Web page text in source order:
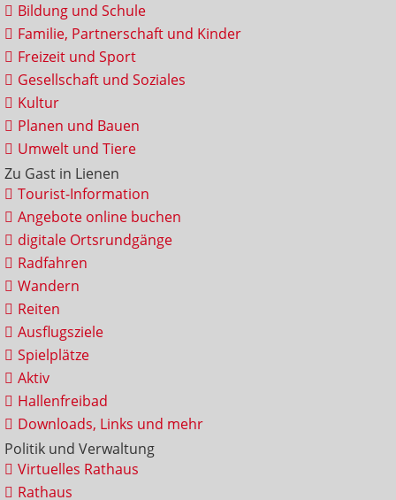
Bildung und Schule
Familie, Partnerschaft und Kinder
Freizeit und Sport
Gesellschaft und Soziales
Kultur
Planen und Bauen
Umwelt und Tiere
Zu Gast in Lienen
Tourist-Information
Angebote online buchen
digitale Ortsrundgänge
Radfahren
Wandern
Reiten
Ausflugsziele
Spielplätze
Aktiv
Hallenfreibad
Downloads, Links und mehr
Politik und Verwaltung
Virtuelles Rathaus
Rathaus